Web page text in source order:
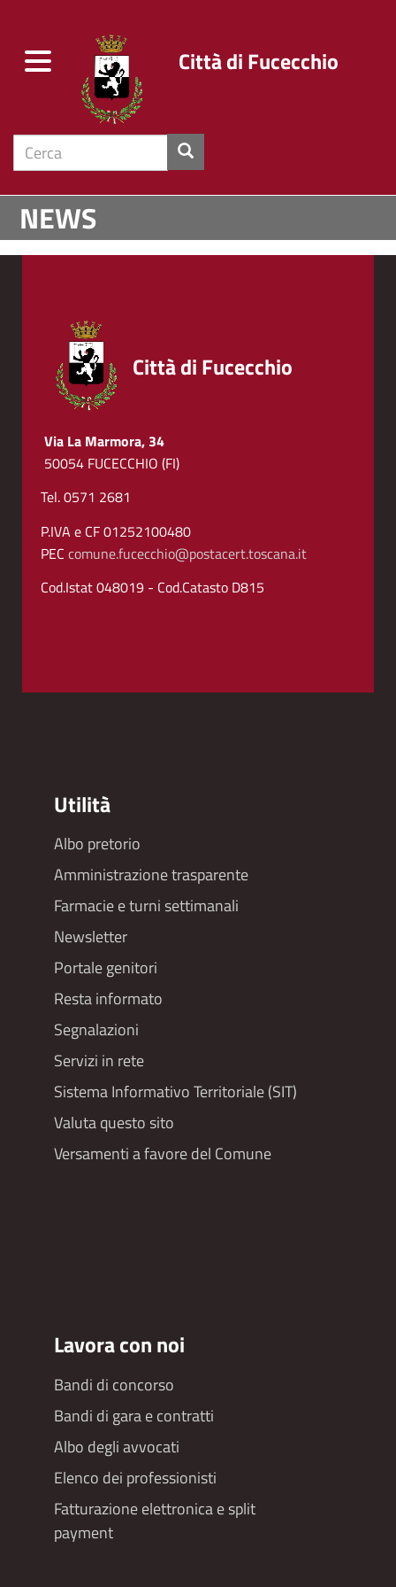
Salta
contenuto
NEWS
Toggle
navigation
Città di Fucecchio
cerca
Città di Fucecchio
Via La Marmora, 34
50054 FUCECCHIO (FI)
Tel. 0571 2681
P.IVA e CF 01252100480
PEC comune.fucecchio@postacert.toscana.it
Cod.Istat 048019 - Cod.Catasto D815
Utilità
Footer
menu
Albo pretorio
Amministrazione trasparente
Farmacie e turni settimanali
Newsletter
Portale genitori
Resta informato
Segnalazioni
Servizi in rete
Sistema Informativo Territoriale (SIT)
Valuta questo sito
Versamenti a favore del Comune
Lavora con noi
Bandi di concorso
Bandi di gara e contratti
Albo degli avvocati
Elenco dei professionisti
Fatturazione elettronica e split
payment